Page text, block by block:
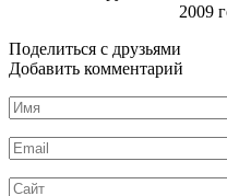
Поделиться с друзьями
Добавить комментарий
Имя
*
Email
*
Сайт